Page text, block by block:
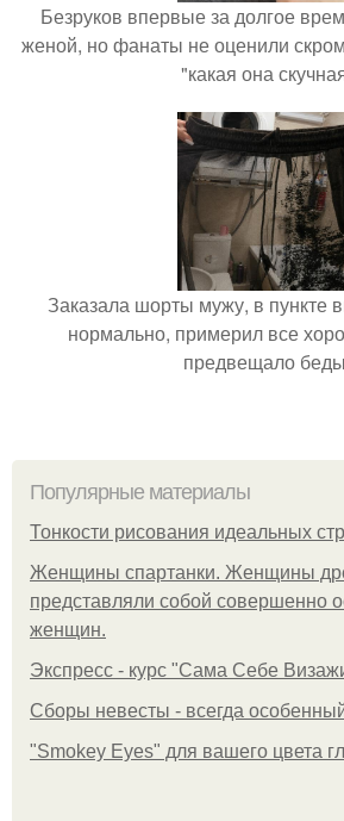
Безруков впервые за долгое
женой, но фанаты не оценили
"какая она
Заказала шорты мужу, в пункте
нормально, примерил все
предвещало
Популярные материалы
Тонкости рисования идеальных
Женщины спартанки. Женщины
представляли собой совершенно
женщин.
Экспресс - курс "Сама Себе
Сборы невесты - всегда
"Smokey Eyes" для вашего цвета